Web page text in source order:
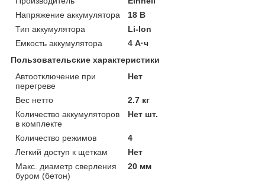
Напряжение аккумулятора
18 В
Тип аккумулятора
Li-Ion
Емкость аккумулятора
4 А·ч
Пользовательские характеристики
Автоотключение при
перегреве
Нет
Вес нетто
2.7 кг
Количество аккумуляторов
в комплекте
Нет шт.
Количество режимов
4
Легкий доступ к щеткам
Нет
Макс. диаметр сверления
буром (бетон)
20 мм